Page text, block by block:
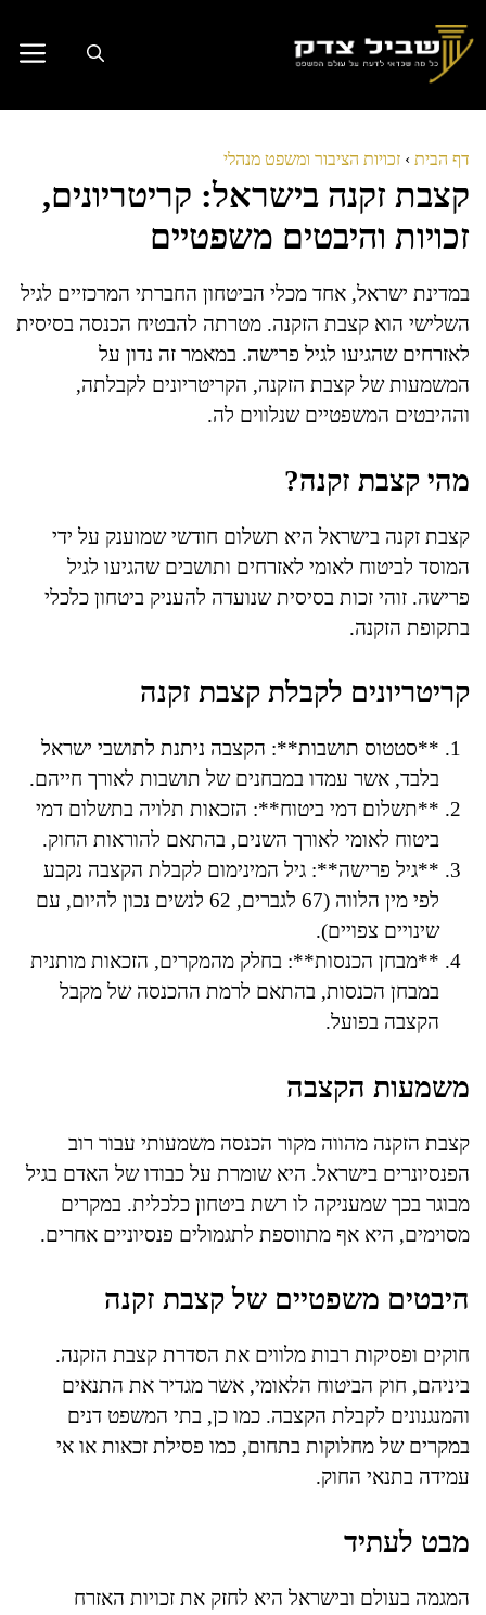
לתוכן
דף הבית › זכויות הציבור ומשפט מנהלי
קצבת זקנה בישראל: קריטריונים,
זכויות והיבטים משפטיים
במדינת ישראל, אחד מכלי הביטחון החברתי המרכזיים לגיל
השלישי הוא קצבת הזקנה. מטרתה להבטיח הכנסה בסיסית
לאזרחים שהגיעו לגיל פרישה. במאמר זה נדון על
המשמעות של קצבת הזקנה, הקריטריונים לקבלתה,
וההיבטים המשפטיים שנלווים לה.
מהי קצבת זקנה?
קצבת זקנה בישראל היא תשלום חודשי שמוענק על ידי
המוסד לביטוח לאומי לאזרחים ותושבים שהגיעו לגיל
פרישה. זוהי זכות בסיסית שנועדה להעניק ביטחון כלכלי
בתקופת הזקנה.
קריטריונים לקבלת קצבת זקנה
**סטטוס תושבות**: הקצבה ניתנת לתושבי ישראל
בלבד, אשר עמדו במבחנים של תושבות לאורך חייהם.
**תשלום דמי ביטוח**: הזכאות תלויה בתשלום דמי
ביטוח לאומי לאורך השנים, בהתאם להוראות החוק.
**גיל פרישה**: גיל המינימום לקבלת הקצבה נקבע
לפי מין הלווה (67 לגברים, 62 לנשים נכון להיום, עם
שינויים צפויים).
**מבחן הכנסות**: בחלק מהמקרים, הזכאות מותנית
במבחן הכנסות, בהתאם לרמת ההכנסה של מקבל
הקצבה בפועל.
משמעות הקצבה
קצבת הזקנה מהווה מקור הכנסה משמעותי עבור רוב
הפנסיונרים בישראל. היא שומרת על כבודו של האדם בגיל
מבוגר בכך שמעניקה לו רשת ביטחון כלכלית. במקרים
מסוימים, היא אף מתווספת לתגמולים פנסיוניים אחרים.
היבטים משפטיים של קצבת זקנה
חוקים ופסיקות רבות מלווים את הסדרת קצבת הזקנה.
ביניהם, חוק הביטוח הלאומי, אשר מגדיר את התנאים
והמנגנונים לקבלת הקצבה. כמו כן, בתי המשפט דנים
במקרים של מחלוקות בתחום, כמו פסילת זכאות או אי
עמידה בתנאי החוק.
מבט לעתיד
המגמה בעולם ובישראל היא לחזק את זכויות האזרח